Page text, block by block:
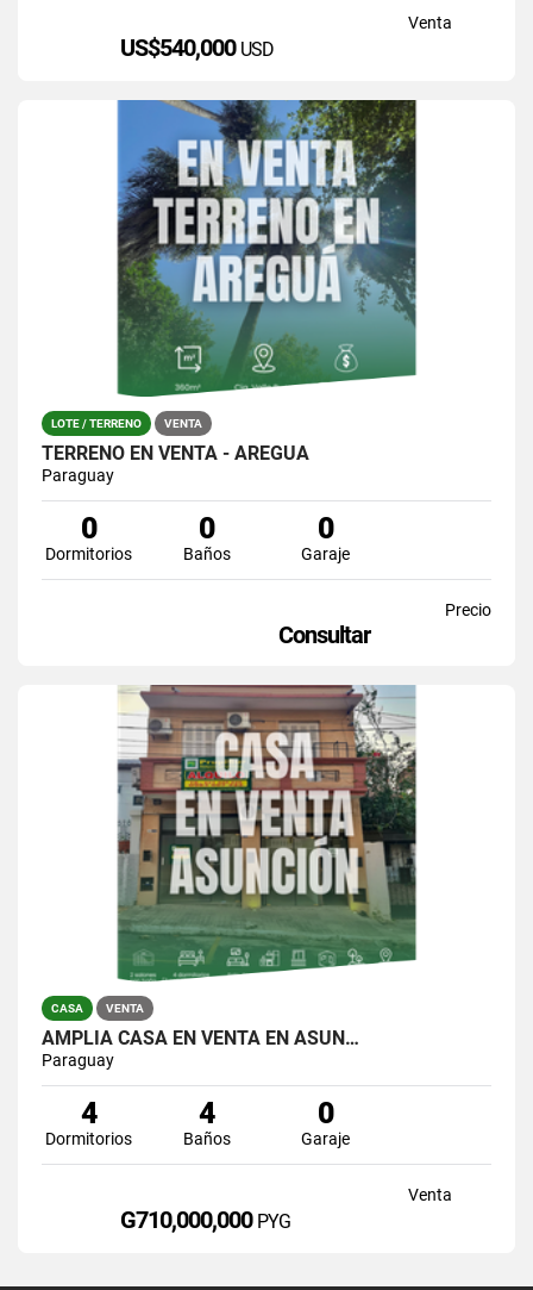
Venta
US$540,000 USD
LOTE / TERRENO VENTA
TERRENO EN VENTA - AREGUÁ
Paraguay
0
Dormitorios
0
Baños
0
Garaje
Precio
Consultar
CASA VENTA
AMPLIA CASA EN VENTA EN ASUN…
Paraguay
4
Dormitorios
4
Baños
0
Garaje
Venta
G710,000,000 PYG